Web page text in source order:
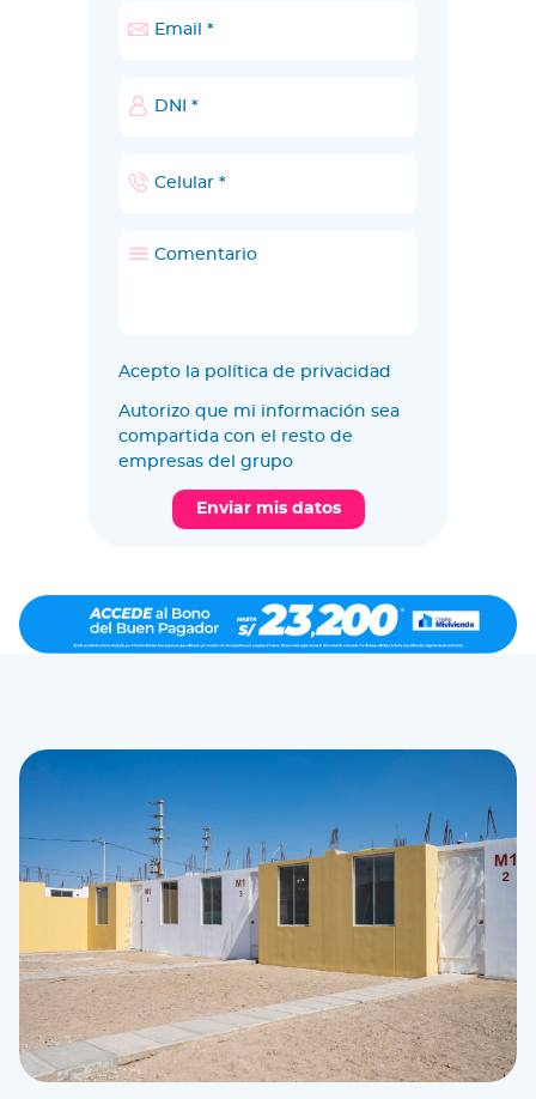
Acepto la política de privacidad
Autorizo que mi información sea
compartida con el resto de
empresas del grupo